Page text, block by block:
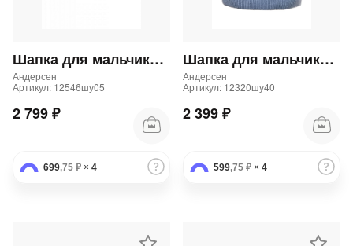
Шапка для мальчика и девочки
Андерсен
Артикул: 12546шу05
2 799 ₽
699,75 ₽ × 4
Шапка для мальчика и девочки
Андерсен
Артикул: 12320шу40
2 399 ₽
599,75 ₽ × 4